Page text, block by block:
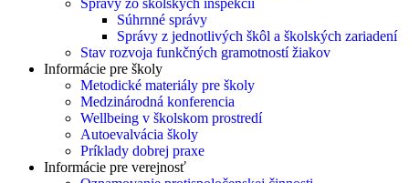
Správy zo školských inšpekcií
Súhrnné správy
Správy z jednotlivých škôl a školských zariadení
Stav rozvoja funkčných gramotností žiakov
Informácie pre školy
Metodické materiály pre školy
Medzinárodná konferencia
Wellbeing v školskom prostredí
Autoevalvácia školy
Príklady dobrej praxe
Informácie pre verejnosť